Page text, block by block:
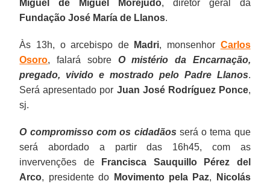
Miguel de Miguel Morejudo, diretor geral da
Fundação José María de Llanos.
Às 13h, o arcebispo de Madri, monsenhor Carlos
Osoro, falará sobre O mistério da Encarnação,
pregado, vivido e mostrado pelo Padre Llanos.
Será apresentado por Juan José Rodríguez Ponce,
sj.
O compromisso com os cidadãos será o tema que
será abordado a partir das 16h45, com as
invervenções de
Francisca Sauquillo Pérez del
Arco, presidente do Movimento pela Paz,
Nicolás